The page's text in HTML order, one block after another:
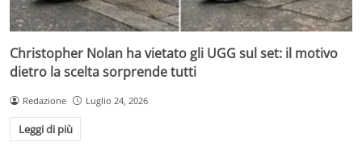
Christopher Nolan ha vietato gli UGG sul set: il motivo
dietro la scelta sorprende tutti
Redazione Luglio 24, 2026
Leggi di più